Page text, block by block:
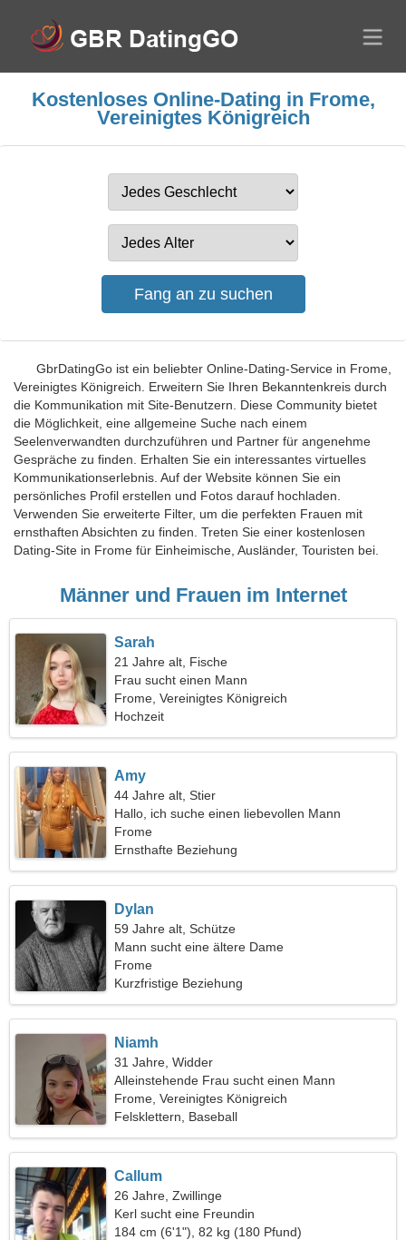
Kostenloses Online-Dating in Frome,
Vereinigtes Königreich
GbrDatingGo ist ein beliebter Online-Dating-Service in Frome,
Vereinigtes Königreich. Erweitern Sie Ihren Bekanntenkreis durch
die Kommunikation mit Site-Benutzern. Diese Community bietet
die Möglichkeit, eine allgemeine Suche nach einem
Seelenverwandten durchzuführen und Partner für angenehme
Gespräche zu finden. Erhalten Sie ein interessantes virtuelles
Kommunikationserlebnis. Auf der Website können Sie ein
persönliches Profil erstellen und Fotos darauf hochladen.
Verwenden Sie erweiterte Filter, um die perfekten Frauen mit
ernsthaften Absichten zu finden. Treten Sie einer kostenlosen
Dating-Site in Frome für Einheimische, Ausländer, Touristen bei.
Männer und Frauen im Internet
Sarah
21 Jahre alt, Fische
Frau sucht einen Mann
Frome, Vereinigtes Königreich
Hochzeit
Amy
44 Jahre alt, Stier
Hallo, ich suche einen liebevollen Mann
Frome
Ernsthafte Beziehung
Dylan
59 Jahre alt, Schütze
Mann sucht eine ältere Dame
Frome
Kurzfristige Beziehung
Niamh
31 Jahre, Widder
Alleinstehende Frau sucht einen Mann
Frome, Vereinigtes Königreich
Felsklettern, Baseball
Callum
26 Jahre, Zwillinge
Kerl sucht eine Freundin
184 cm (6'1"), 82 kg (180 Pfund)